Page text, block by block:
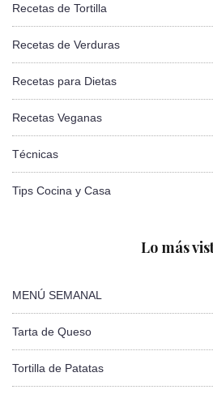
Recetas de Tortilla
Recetas de Verduras
Recetas para Dietas
Recetas Veganas
Técnicas
Tips Cocina y Casa
Lo más
MENÚ SEMANAL
Tarta de Queso
Tortilla de Patatas